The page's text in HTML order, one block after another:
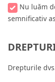
Nu luăm
semnificativ
Drepturile